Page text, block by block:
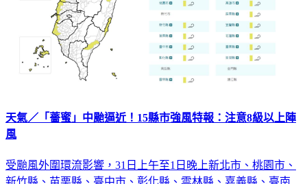
天氣／「薔蜜」中颱逼近！15縣市強風特報：注意8級以上陣
風
受颱風外圍環流影響，31日上午至1日晚上新北市、桃園市、